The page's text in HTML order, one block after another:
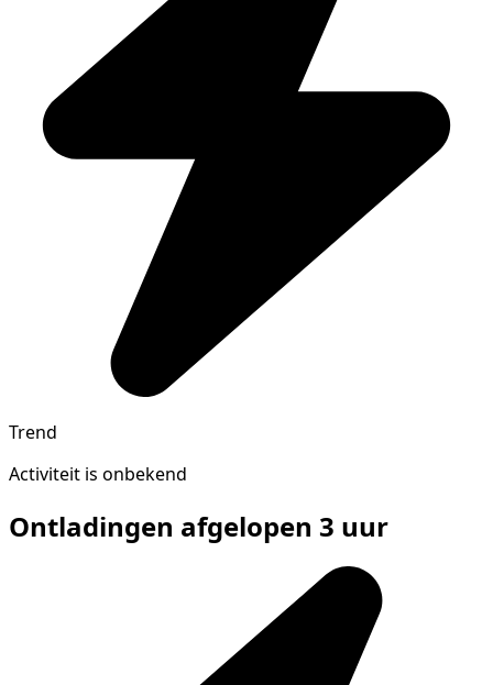
Trend
Activiteit is onbekend
Ontladingen afgelopen 3 uur